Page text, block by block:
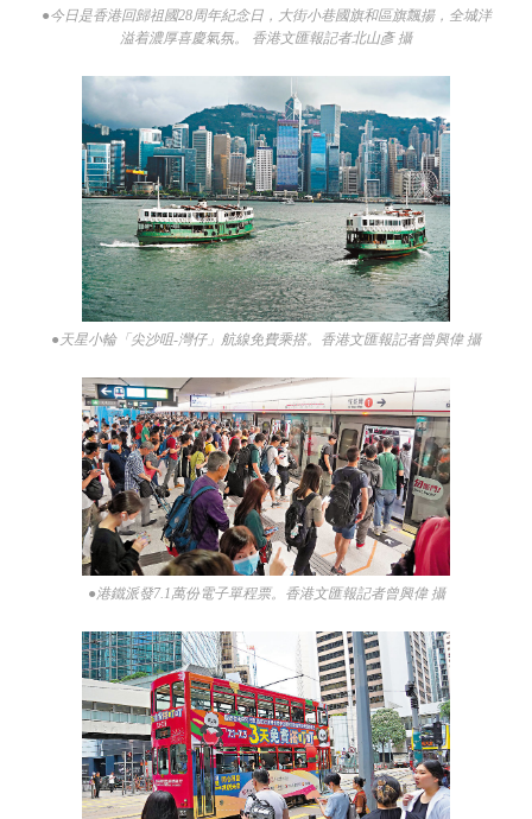
●今日是香港回歸祖國28周年紀念日，大街小巷國旗和區旗飄揚，全城洋
溢着濃厚喜慶氣氛。 香港文匯報記者北山彥 攝
●天星小輪「尖沙咀-灣仔」航線免費乘搭。香港文匯報記者曾興偉 攝
●港鐵派發7.1萬份電子單程票。香港文匯報記者曾興偉 攝